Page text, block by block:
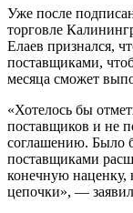
Уже после
торговле
Елаев признался,
поставщиками,
месяца сможет
«Хотелось бы
поставщиков и не
соглашению. Было
поставщиками
конечную наценку,
цепочки», —